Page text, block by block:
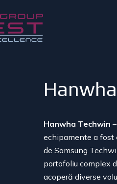
Hanwha Techwin
echipamente a fost
de Samsung
portofoliu complex
acoperă diverse